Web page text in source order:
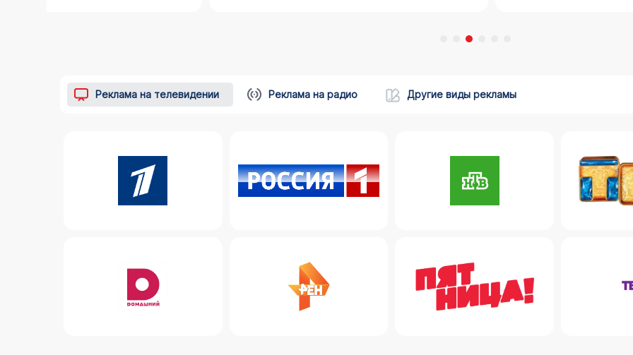
Реклама на телевидении Реклама на радио Другие виды рекламы